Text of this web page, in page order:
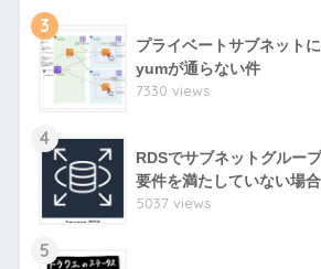
3
プライベートサブネット
yumが通らない件
7330 views
4
RDSでサブネットグルー
要件を満たしていない場
5037 views
5